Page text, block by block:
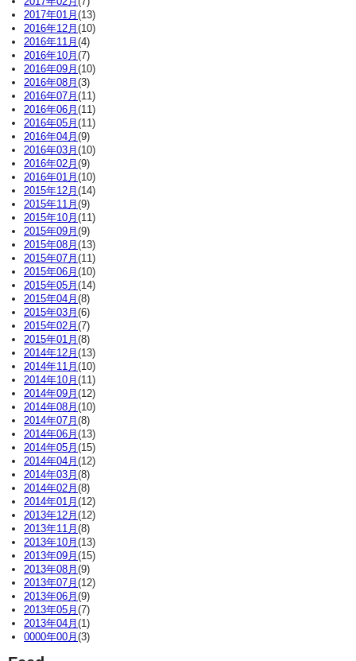
2017年01月 (13)
2016年12月 (10)
2016年11月 (4)
2016年10月 (7)
2016年09月 (10)
2016年08月 (3)
2016年07月 (11)
2016年06月 (11)
2016年05月 (11)
2016年04月 (9)
2016年03月 (10)
2016年02月 (9)
2016年01月 (10)
2015年12月 (14)
2015年11月 (9)
2015年10月 (11)
2015年09月 (9)
2015年08月 (13)
2015年07月 (11)
2015年06月 (10)
2015年05月 (14)
2015年04月 (8)
2015年03月 (6)
2015年02月 (7)
2015年01月 (8)
2014年12月 (13)
2014年11月 (10)
2014年10月 (11)
2014年09月 (12)
2014年08月 (10)
2014年07月 (8)
2014年06月 (13)
2014年05月 (15)
2014年04月 (12)
2014年03月 (8)
2014年02月 (8)
2014年01月 (12)
2013年12月 (12)
2013年11月 (8)
2013年10月 (13)
2013年09月 (15)
2013年08月 (9)
2013年07月 (12)
2013年06月 (9)
2013年05月 (7)
2013年04月 (1)
0000年00月 (3)